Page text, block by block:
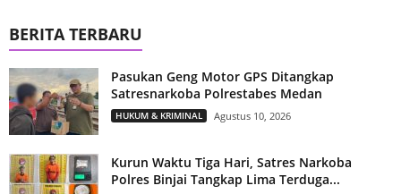
BERITA TERBARU
Pasukan Geng Motor GPS Ditangkap
Satresnarkoba Polrestabes Medan
HUKUM & KRIMINAL Agustus 10, 2026
Kurun Waktu Tiga Hari, Satres Narkoba
Polres Binjai Tangkap Lima Terduga...